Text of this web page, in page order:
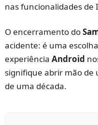
nas funcionalidades de
O encerramento do
acidente: é uma
experiência Android
signifique abrir mão de
de uma década.